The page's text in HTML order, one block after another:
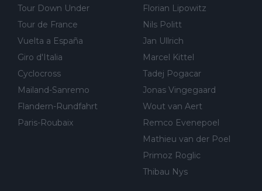
Tour Down Under
Tour de France
Vuelta a España
Giro d'Italia
Cyclocross
Mailand-Sanremo
Flandern-Rundfahrt
Paris-Roubaix
Florian Lipowitz
Nils Politt
Jan Ullrich
Marcel Kittel
Tadej Pogacar
Jonas Vingegaard
Wout van Aert
Remco Evenepoel
Mathieu van der Poel
Primoz Roglic
Thibau Nys